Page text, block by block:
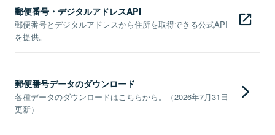
郵便番号・デジタルアドレスAPI
郵便番号とデジタルアドレスから住所を取得できる公式API
を提供。
郵便番号データのダウンロード
各種データのダウンロードはこちらから。（2026年7月31日
更新）